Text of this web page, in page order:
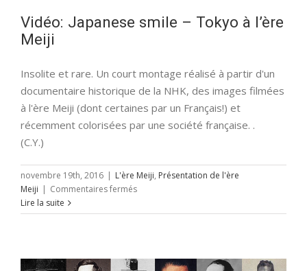
Vidéo: Japanese smile – Tokyo à l’ère
Meiji
Insolite et rare. Un court montage réalisé à partir d'un
documentaire historique de la NHK, des images filmées
à l'ère Meiji (dont certaines par un Français!) et
récemment colorisées par une société française. .
(C.Y.)
novembre 19th, 2016 | L'ère Meiji, Présentation de l'ère
Meiji | Commentaires ferméssur
Japanese
Tokyo
Lire la suite